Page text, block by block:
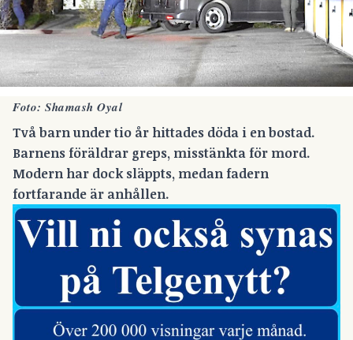
Foto: Shamash Oyal
Två barn under tio år hittades döda i en bostad.
Barnens föräldrar greps, misstänkta för mord.
Modern har dock släppts, medan fadern
fortfarande är anhållen.